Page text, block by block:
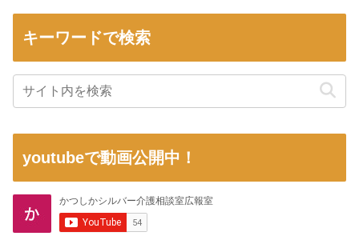
キーワードで検索
youtubeで動画公開中！